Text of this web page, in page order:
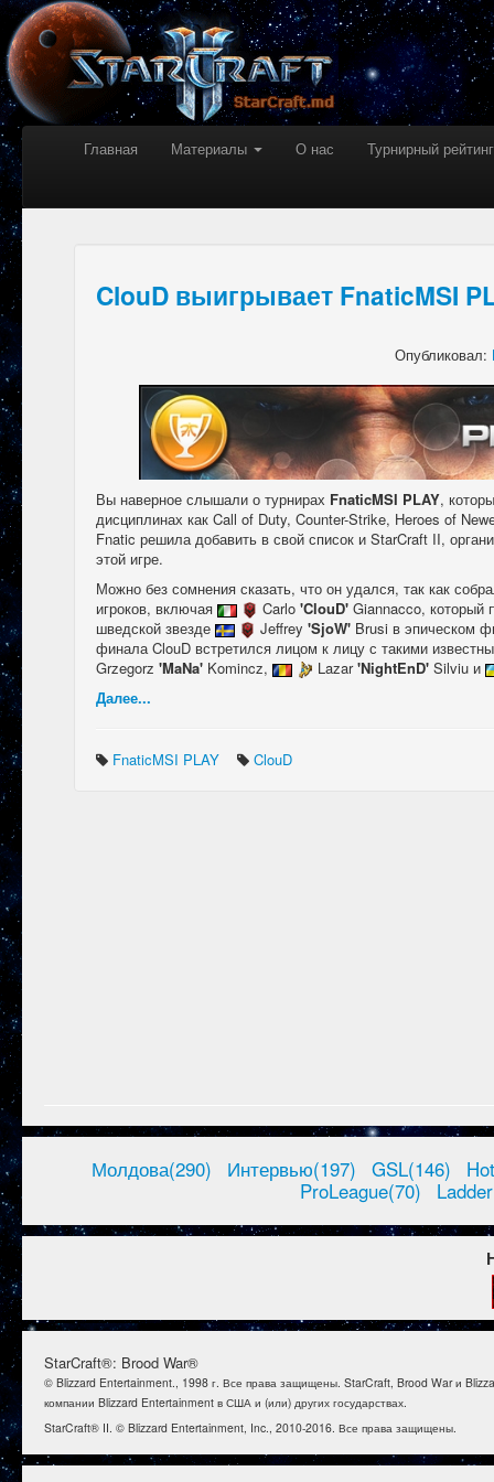
Главная Материалы О нас Турнирный рейтинг
ClouD выигрывает FnaticMSI
Опубликовал:
Вы наверное слышали о турнирах FnaticMSI PLAY,
дисциплинах как Call of Duty, Counter-Strike, Heroes of
Fnatic решила добавить в свой список и StarCraft II,
этой игре.
Можно без сомнения сказать, что он удался, так как
игроков, включая
Carlo 'ClouD' Giannacco, который
шведской звезде
Jeffrey 'SjoW' Brusi в эпическом
финала ClouD встретился лицом к лицу с такими
Grzegorz 'MaNa' Komincz, Lazar'NightEnD' Silviu и
Далее...
FnaticMSI PLAY ClouD
Молдова(290) Интервью(197) GSL(146)
ProLeague(70)
StarCraft®: Brood War®
© Blizzard Entertainment., 1998 г. Все права защищены. StarCraft, Brood War и
компании Blizzard Entertainment в США и (или) других государствах.
StarCraft® II. © Blizzard Entertainment, Inc., 2010-2016. Все права защищены.